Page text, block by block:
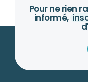
Pour ne rien
informé,